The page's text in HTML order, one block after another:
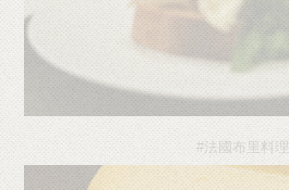
#法國布里料理